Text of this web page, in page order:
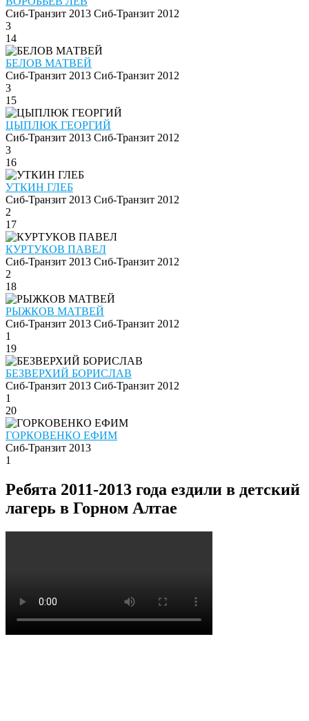
Сиб-Транзит 2013 Сиб-Транзит 2012
3
14
БЕЛОВ МАТВЕЙ
Сиб-Транзит 2013 Сиб-Транзит 2012
3
15
ЦЫПЛЮК ГЕОРГИЙ
Сиб-Транзит 2013 Сиб-Транзит 2012
3
16
УТКИН ГЛЕБ
Сиб-Транзит 2013 Сиб-Транзит 2012
2
17
КУРТУКОВ ПАВЕЛ
Сиб-Транзит 2013 Сиб-Транзит 2012
2
18
РЫЖКОВ МАТВЕЙ
Сиб-Транзит 2013 Сиб-Транзит 2012
1
19
БЕЗВЕРХИЙ БОРИСЛАВ
Сиб-Транзит 2013 Сиб-Транзит 2012
1
20
ГОРКОВЕНКО ЕФИМ
Сиб-Транзит 2013
1
Ребята 2011-2013 года ездили в детский
лагерь в Горном Алтае